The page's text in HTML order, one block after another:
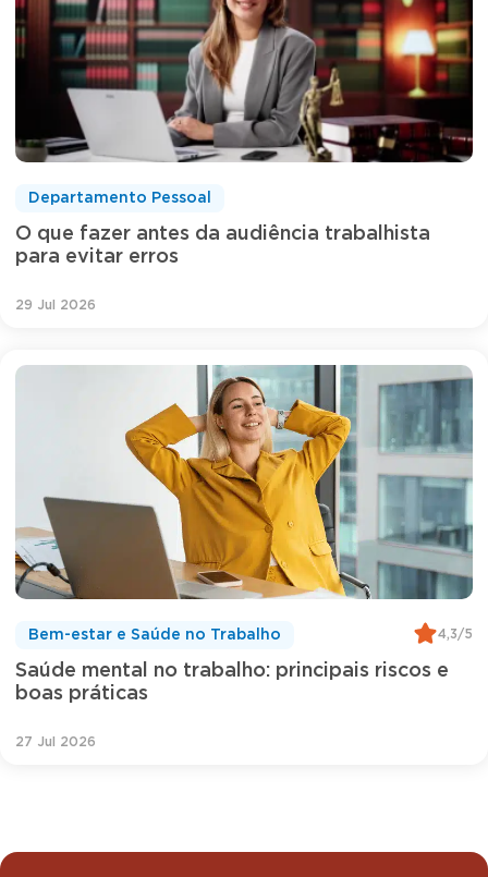
O que fazer antes da audiência trabalhista
para evitar erros
Departamento Pessoal
29 Jul 2026
Saúde mental no trabalho: principais riscos e
boas práticas
Bem-estar e Saúde no Trabalho 4,3/5
27 Jul 2026